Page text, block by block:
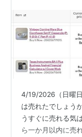
4/19/2026（日曜
は売れたでしょう
うすぐに売れる気
ら一か月以内に売